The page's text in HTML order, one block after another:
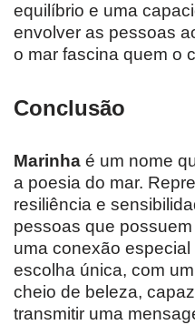
equilíbrio e uma
envolver as pessoas
o mar fascina quem o
Conclusão
Marinha é um nome
a poesia do mar.
resiliência e
pessoas que
uma conexão
escolha única, com
cheio de beleza,
transmitir uma